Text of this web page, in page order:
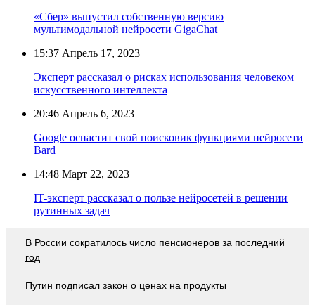
«Сбер» выпустил собственную версию
мультимодальной нейросети GigaChat
15:37 Апрель 17, 2023
Эксперт рассказал о рисках использования человеком
искусственного интеллекта
20:46 Апрель 6, 2023
Google оснастит свой поисковик функциями нейросети
Bard
14:48 Март 22, 2023
IT-эксперт рассказал о пользе нейросетей в решении
рутинных задач
В России сократилось число пенсионеров за последний
год
Путин подписал закон о ценах на продукты